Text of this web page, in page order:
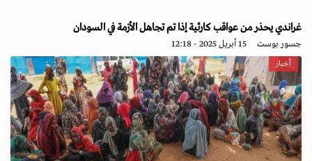
o
n
غراندي يحذر من عواقب كارثية إذا تم تجاهل الأزمة في السودان
جسور بوست 15 أبريل 2025 - 12:18
أخبار